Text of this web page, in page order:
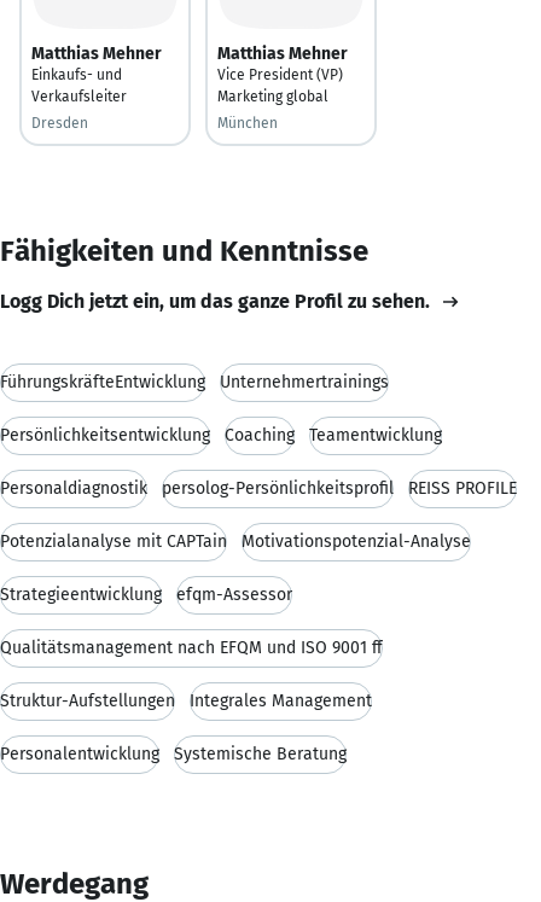
Matthias Mehner
Einkaufs- und
Verkaufsleiter
Dresden
Matthias Mehner
Vice President (VP)
Marketing global
München
Fähigkeiten und Kenntnisse
Logg Dich jetzt ein, um das ganze Profil zu sehen.
FührungskräfteEntwicklung Unternehmertrainings
Persönlichkeitsentwicklung Coaching Teamentwicklung
Personaldiagnostik persolog-Persönlichkeitsprofil REISS PROFILE
Potenzialanalyse mit CAPTain Motivationspotenzial-Analyse
Strategieentwicklung efqm-Assessor
Qualitätsmanagement nach EFQM und ISO 9001 ff
Struktur-Aufstellungen Integrales Management
Personalentwicklung Systemische Beratung
Werdegang